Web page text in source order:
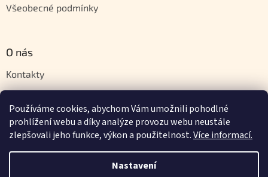
Používáme cookies, abychom Vám umožnili pohodlné
prohlížení webu a díky analýze provozu webu neustále
zlepšovali jeho funkce, výkon a použitelnost.Více informací.
Nastavení
Všeobecné podmínky
O nás
Kontakty
Napište nám
Vytvořil Shoptet